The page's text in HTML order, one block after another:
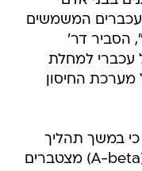
המשמשים
הסביר דר'
עכברי למחלת
מערכת החיסון
כי במשך תהליך
ההזדקנות משקעים של החלבון (A-beta) מצטברים